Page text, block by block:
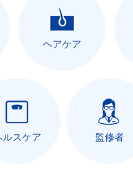
ヘアケア
ルスケア 監修者